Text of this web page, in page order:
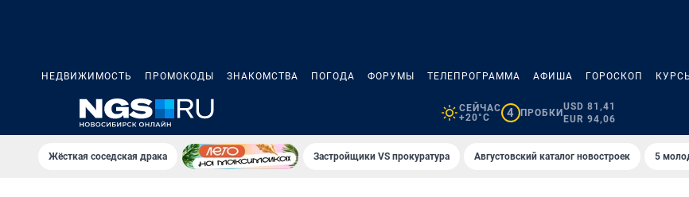
НЕДВИЖИМОСТЬ ПРОМОКОДЫ ЗНАКОМСТВА ПОГОДА ФОРУМЫ ТЕЛЕПРОГРАММА АФИША ГОРОСКОП
СЕЙЧАС
+20°C
4 ПРОБКИ
USD 81,41
EUR 94,06
Жёсткая соседская драка Застройщики VS прокуратура Августовский каталог новостроек 5